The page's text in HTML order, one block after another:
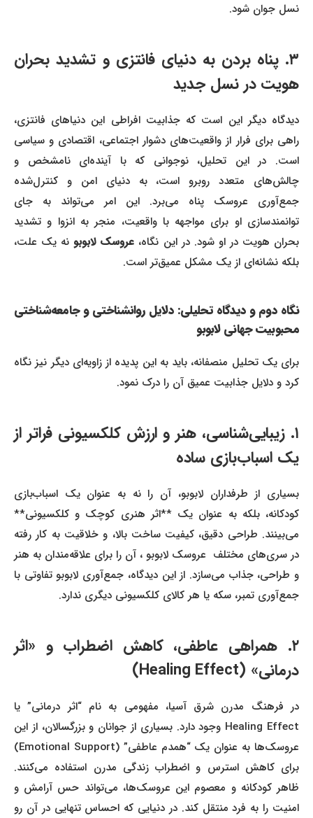
نسل جوان شود.
۳. پناه بردن به دنیای فانتزی و تشدید بحران
هویت در نسل جدید
دیدگاه دیگر این است که جذابیت افراطی این دنیاهای فانتزی،
راهی برای فرار از واقعیت‌های دشوار اجتماعی، اقتصادی و سیاسی
است. در این تحلیل، نوجوانی که با آینده‌ای نامشخص و
چالش‌های متعدد روبرو است، به دنیای امن و کنترل‌شده
جمع‌آوری عروسک پناه می‌برد. این امر می‌تواند به جای
توانمندسازی او برای مواجهه با واقعیت، منجر به انزوا و تشدید
بحران هویت در او شود. در این نگاه،عروسک لابوبونه یک علت،
بلکه نشانه‌ای از یک مشکل عمیق‌تر است.
نگاه دوم و دیدگاه تحلیلی: دلایل روانشناختی و جامعه‌شناختی
محبوبیت جهانی لابوبو
برای یک تحلیل منصفانه، باید به این پدیده از زاویه‌ای دیگر نیز نگاه
کرد و دلایل جذابیت عمیق آن را درک نمود.
۱. زیبایی‌شناسی، هنر و ارزش کلکسیونی فراتر از
یک اسباب‌بازی ساده
بسیاری از طرفداران لابوبو، آن را نه به عنوان یک اسباب‌بازی
کودکانه، بلکه به عنوان یک **اثر هنری کوچک و کلکسیونی**
می‌بینند. طراحی دقیق، کیفیت ساخت بالا، و خلاقیت به کار رفته
در سری‌های مختلف عروسک لابوبو ، آن را برای علاقه‌مندان به هنر
و طراحی، جذاب می‌سازد. از این دیدگاه، جمع‌آوری لابوبو تفاوتی با
جمع‌آوری تمبر، سکه یا هر کالای کلکسیونی دیگری ندارد.
۲. همراهی عاطفی، کاهش اضطراب و «اثر
درمانی» (Healing Effect)
در فرهنگ مدرن شرق آسیا، مفهومی به نام “اثر درمانی” یا
Healing Effect وجود دارد. بسیاری از جوانان و بزرگسالان، از این
عروسک‌ها به عنوان یک “همدم عاطفی” (Emotional Support)
برای کاهش استرس و اضطراب زندگی مدرن استفاده می‌کنند.
ظاهر کودکانه و معصوم این عروسک‌ها، می‌تواند حس آرامش و
امنیت را به فرد منتقل کند. در دنیایی که احساس تنهایی در آن رو